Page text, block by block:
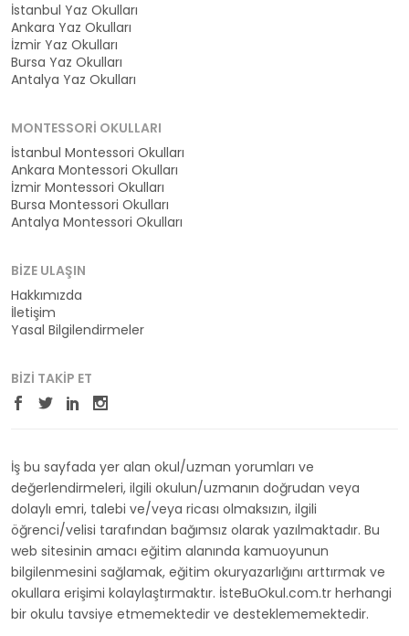
İstanbul Yaz Okulları
Ankara Yaz Okulları
İzmir Yaz Okulları
Bursa Yaz Okulları
Antalya Yaz Okulları
MONTESSORI OKULLARI
İstanbul Montessori Okulları
Ankara Montessori Okulları
İzmir Montessori Okulları
Bursa Montessori Okulları
Antalya Montessori Okulları
BIZE ULAŞIN
Hakkımızda
İletişim
Yasal Bilgilendirmeler
BIZI TAKIP ET
İş bu sayfada yer alan okul/uzman yorumları ve
değerlendirmeleri, ilgili okulun/uzmanın doğrudan veya
dolaylı emri, talebi ve/veya ricası olmaksızın, ilgili
öğrenci/velisi tarafından bağımsız olarak yazılmaktadır. Bu
web sitesinin amacı eğitim alanında kamuoyunun
bilgilenmesini sağlamak, eğitim okuryazarlığını arttırmak ve
okullara erişimi kolaylaştırmaktır. İsteBuOkul.com.tr herhangi
bir okulu tavsiye etmemektedir ve desteklememektedir.